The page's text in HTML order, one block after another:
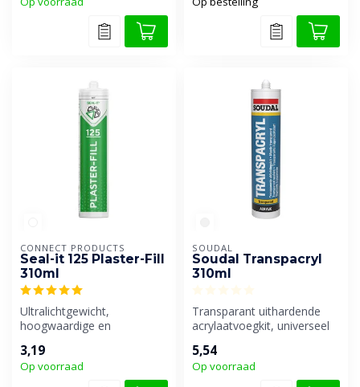
CONNECT PRODUCTS
Seal-it 125 Plaster-Fill
310ml
Ultralichtgewicht,
hoogwaardige en
vulpasta. Sublie...
3,19
Op voorraad
SOUDAL
Soudal Transpacryl
310ml
Transparant uithardende
acrylaatvoegkit, universeel
5,54
Op voorraad